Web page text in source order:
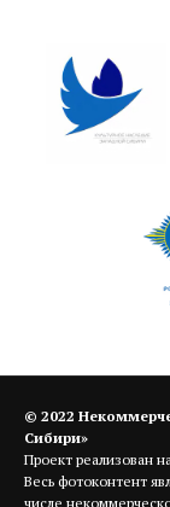
© 2022
Сибири»
Проект реализован
Весь фотоконтент
числе